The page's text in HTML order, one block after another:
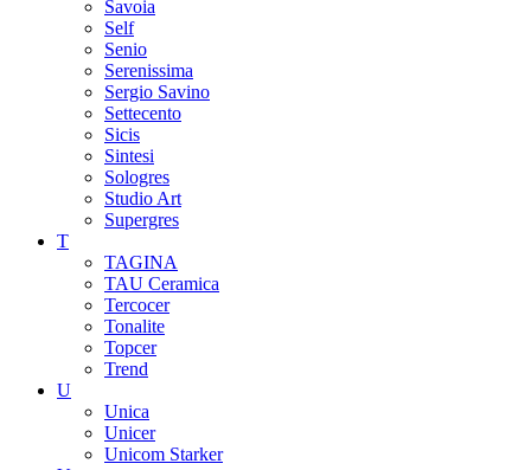
Savoia
Self
Senio
Serenissima
Sergio Savino
Settecento
Sicis
Sintesi
Sologres
Studio Art
Supergres
T
TAGINA
TAU Ceramica
Tercocer
Tonalite
Topcer
Trend
U
Unica
Unicer
Unicom Starker